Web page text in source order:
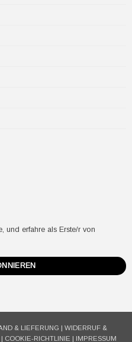
und erfahre als Erste/r von
& LIEFERUNG | WIDERRUF &
| COOKIE-RICHTLINIE | IMPRESSUM